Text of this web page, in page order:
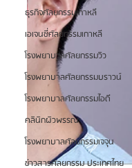
ธุรกิจศัลยกรรมเกาหลี
เอเจนซี่ศัลยกรรมเกาหลี
โรงพยาบาลศัลยกรรมวิว
โรงพยาบาลศัลยกรรมบราวน์
โรงพยาบาลศัลยกรรมไอดี
คลินิกผิวพรรณ
โรงพยาบาลศัลยกรรมเจจุน
ข่าวสารศัลยกรรม ประเทศไทย